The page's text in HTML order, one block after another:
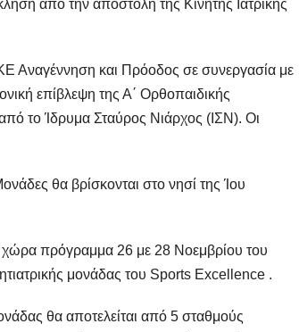
από την αποστολή της Κινητής Ιατρικής
Αναγέννηση και Πρόοδος σε συνεργασία με
επίβλεψη της Α΄ Ορθοπαιδικής
το Ίδρυμα Σταύρος Νιάρχος (ΙΣΝ). Οι
θα βρίσκονται στο νησί της Ίου
χώρα πρόγραμμα 26 με 28 Νοεμβρίου του
μονάδας του Sports Excellence .
θα αποτελείται από 5 σταθμούς